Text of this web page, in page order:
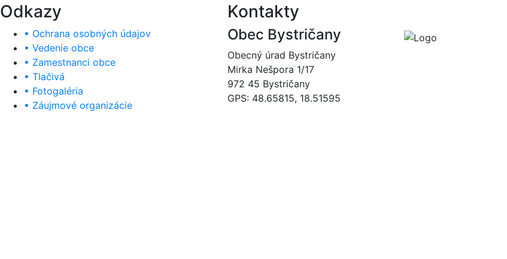
Odkazy
• Ochrana osobných údajov
• Vedenie obce
• Zamestnanci obce
• Tlačivá
• Fotogaléria
• Záujmové organizácie
Kontakty
Obec Bystričany
Obecný úrad Bystričany
Mirka Nešpora 1/17
972 45 Bystričany
GPS: 48.65815, 18.51595